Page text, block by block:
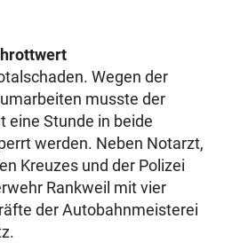
Wegen der
musste der
eine Stunde in beide
werden. Neben Notarzt,
Kreuzes und der Polizei
Rankweil mit vier
der Autobahnmeisterei